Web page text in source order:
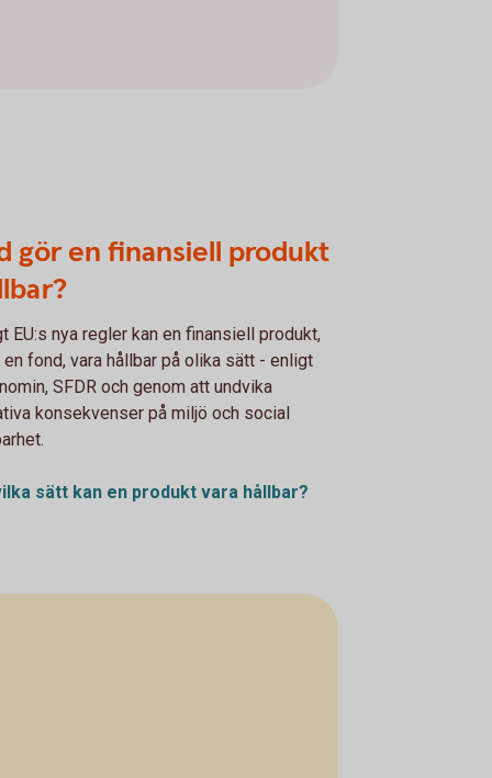
gör en finansiell produkt
EU:s nya regler kan en finansiell produkt,
en fond, vara hållbar på olika sätt - enligt
SFDR och genom att undvika
konsekvenser på miljö och social
sätt kan en produkt vara hållbar?